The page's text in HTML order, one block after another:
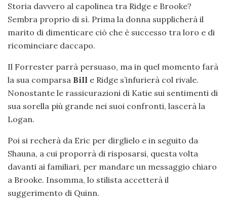
Storia davvero al capolinea tra Ridge e Brooke?
Sembra proprio di sì. Prima la donna supplicherà il
marito di dimenticare ciò che è successo tra loro e di
ricominciare daccapo.
Il Forrester parrà persuaso, ma in quel momento farà
la sua comparsa Bill e Ridge s’infurierà col rivale.
Nonostante le rassicurazioni di Katie sui sentimenti di
sua sorella più grande nei suoi confronti, lascerà la
Logan.
Poi si recherà da Eric per dirglielo e in seguito da
Shauna, a cui proporrà di risposarsi, questa volta
davanti ai familiari, per mandare un messaggio chiaro
a Brooke. Insomma, lo stilista accetterà il
suggerimento di Quinn.